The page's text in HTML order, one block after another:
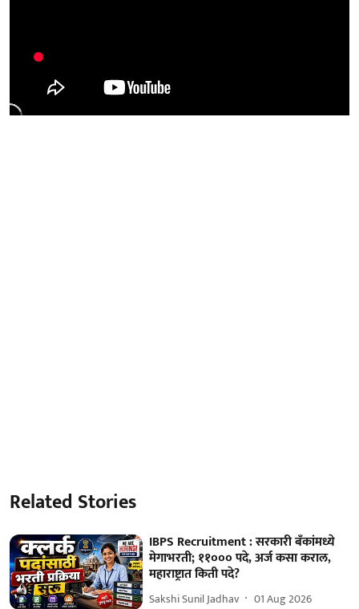
Related Stories
IBPS Recruitment : सरकारी बँकांमध्ये
मेगाभरती; ११००० पदे, अर्ज कसा कराल,
महाराष्ट्रात किती पदे?
Sakshi Sunil Jadhav 01 Aug 2026